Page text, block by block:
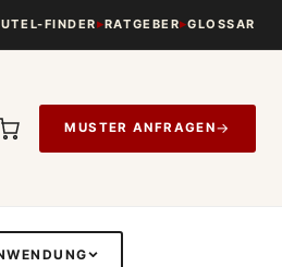
FINDER RATGEBER GLOSSAR
MUSTER ANFRAGEN→